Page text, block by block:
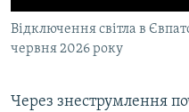
Відключення світла в
червня 2026 року
Через знеструмлення